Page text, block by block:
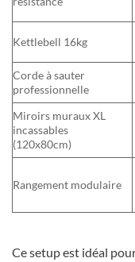
Kettlebell 16kg
Corde à sauter
professionnelle
Miroirs muraux XL
incassables
(120x80cm)
Rangement modulaire
Ce setup est idéal